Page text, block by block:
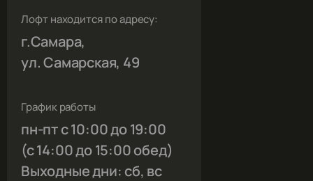
Лофт находится по адресу:
г.Самара,
ул. Самарская, 49
График работы
пн-пт с 10:00 до 19:00
(с 14:00 до 15:00 обед)
Выходные дни: сб, вс